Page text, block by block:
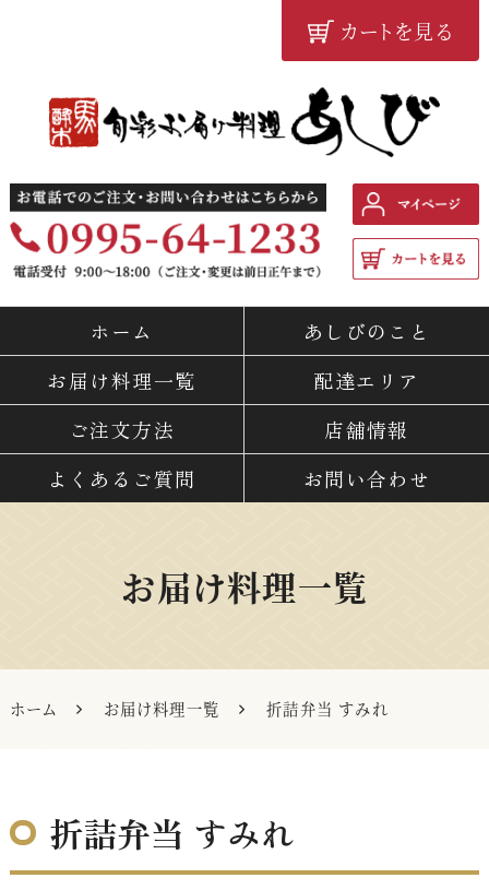
鹿児島の配達弁当・仕出し
料理専門店 『旬彩お届け料
理 あしび』
ホーム
あしびのこと
お届け料理一覧
配達エリア
ご注文方法
店舗情報
よくあるご質問
お問い合わせ
お届け料理一覧
ホーム お届け料理一覧 折詰弁当 すみれ
折詰弁当 すみれ
カートを見る